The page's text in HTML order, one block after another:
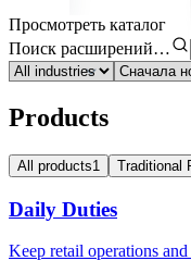
Просмотреть каталог
Поиск расширений…
Products
All products1 Traditional
Daily Duties
Keep retail operations